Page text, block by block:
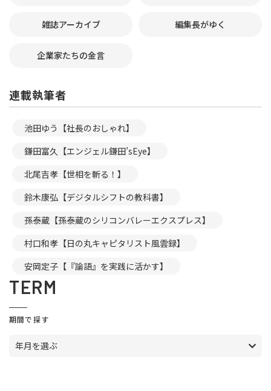
雑誌アーカイブ 編集長がゆく
企業家たちの金言
連載執筆者
池田ゆう【社長のおしゃれ】
鎌田富久【エンジェル鎌田’sEye】
北尾吉孝【世相を斬る！】
鈴木康弘【デジタルシフトの教科書】
孫泰蔵【孫泰蔵のシリコンバレーエクスプレス】
村口和孝【日の丸キャピタリスト風雲録】
安岡定子【『論語』を実践に活かす】
TERM
期間で探す
年月を選ぶ